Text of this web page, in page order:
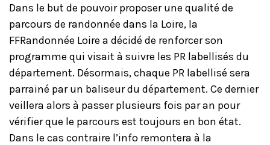
Dans le but de pouvoir proposer une qualité de
parcours de randonnée dans la Loire, la
FFRandonnée Loire a décidé de renforcer son
programme qui visait à suivre les PR labellisés du
département. Désormais, chaque PR labellisé sera
parrainé par un baliseur du département. Ce dernier
veillera alors à passer plusieurs fois par an pour
vérifier que le parcours est toujours en bon état.
Dans le cas contraire l’info remontera à la